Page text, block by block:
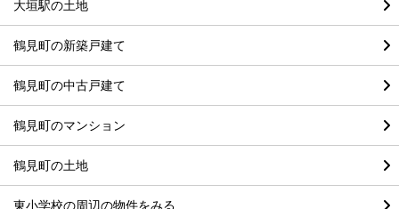
大垣駅の土地
鶴見町の新築戸建て
鶴見町の中古戸建て
鶴見町のマンション
鶴見町の土地
東小学校の周辺の物件をみる